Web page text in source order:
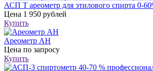
АСП Т ареометр для этилового спирта 0-
Цена 1 950 рублей
Купить
Ареометр АН
Цена по запросу
Купить